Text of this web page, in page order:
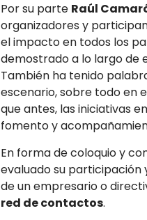
Por su parte Raúl
organizadores y
el impacto en todos los
demostrado a lo largo de
También ha tenido
escenario, sobre todo en
que antes, las iniciativas
fomento y
En forma de coloquio y
evaluado su participación
de un empresario o
red de contactos.